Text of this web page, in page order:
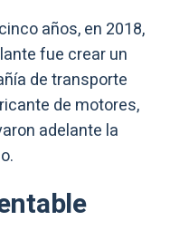
años, en 2018,
fue crear un
de transporte
de motores,
adelante la